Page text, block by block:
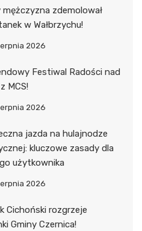
mężczyzna zdemolował
w Wałbrzychu!
2026
Festiwal Radości nad
MCS!
2026
jazda na hulajnodze
kluczowe zasady dla
użytkownika
2026
Cichoński rozgrzeje
Gminy Czernica!